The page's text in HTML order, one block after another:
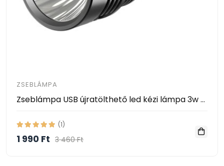
ZSEBLÁMPA
Zseblámpa USB újratölthető led kézi lámpa 3w + 10 + Cob 3000 lumen
(1)
1 990 Ft 3 460 Ft